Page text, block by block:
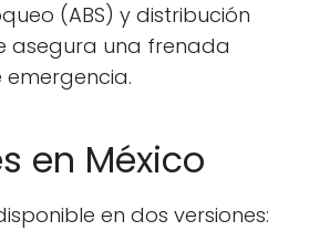
(ABS) y distribución
asegura una frenada
emergencia.
en México
en dos versiones: